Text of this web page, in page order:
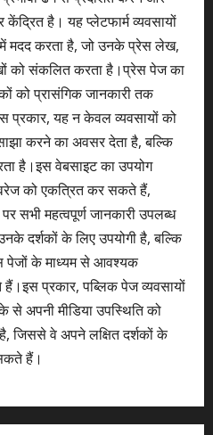
है। यह प्लेटफार्म व्यवसायों
मदद करता है, जो उनके प्रेस लेख,
को संकलित करता है।प्रेस पेज का
को प्रासंगिक जानकारी तक
प्रकार, यह न केवल व्यवसायों को
करने का अवसर देता है, बल्कि
है।इस वेबसाइट का उपयोग
को एकत्रित कर सकते हैं,
सभी महत्वपूर्ण जानकारी उपलब्ध
दर्शकों के लिए उपयोगी है, बल्कि
पेजों के माध्यम से आवश्यक
प्रकार, पब्लिक पेज व्यवसायों
से अपनी मीडिया उपस्थिति को
जिससे वे अपने लक्षित दर्शकों के
हैं।